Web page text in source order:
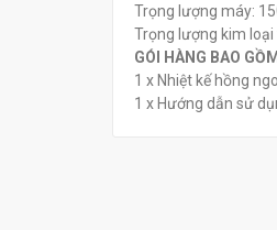
Trọng lượng máy:
Trọng lượng kim loại
GÓI HÀNG BAO
1 x Nhiệt kế hồng
1 x Hướng dẫn sử